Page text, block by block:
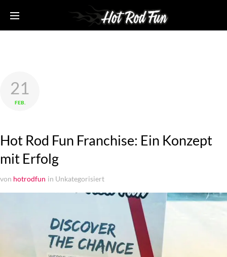
21
FEB.
Hot Rod Fun Franchise: Ein Konzept
mit Erfolg
von hotrodfun in Unkategorisiert